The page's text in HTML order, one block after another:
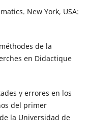
New York, USA:
de la
en Didactique
y errores en los
del primer
la Universidad de